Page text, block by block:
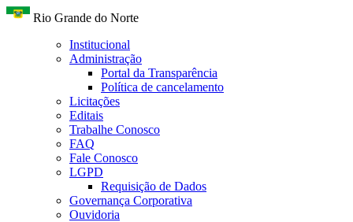
Rio Grande do Norte
Institucional
Administração
Portal da Transparência
Política de cancelamento
Licitações
Editais
Trabalhe Conosco
FAQ
Fale Conosco
LGPD
Requisição de Dados
Governança Corporativa
Ouvidoria